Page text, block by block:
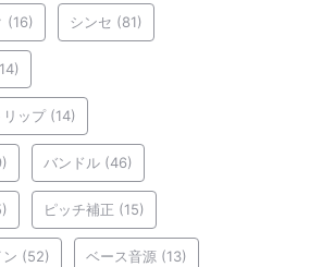
(16) シンセ (81)
ップ(14)
バンドル (46)
ピッチ補正 (15)
(52) ベース音源 (13)